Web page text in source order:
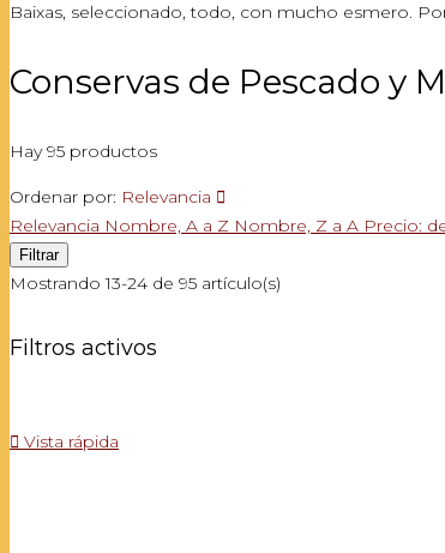
Baixas, seleccionado, todo, con mucho esmero.
Conservas de Pescado y
Hay 95 productos
Ordenar por: Relevancia 
Relevancia Nombre, A a Z Nombre, Z a A Precio:
Filtrar
Mostrando 13-24 de 95 artículo(s)
Filtros activos
 Vista rápida